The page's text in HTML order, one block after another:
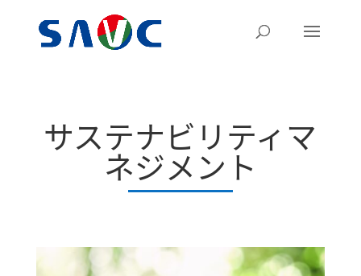
サステナビリティマ
ネジメント